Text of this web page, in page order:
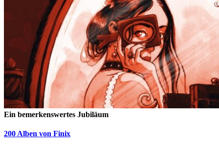
Ein bemerkenswertes Jubiläum
200 Alben von Finix